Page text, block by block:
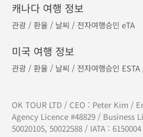
캐나다 여행 정보
관광 / 환율 / 날씨 / 전자여행승인 eTA
미국 여행 정보
관광 / 환율 / 날씨 / 전자여행승인 ESTA
OK TOUR LTD / CEO : Peter Kim /
Agency Licence #48829 / Business
50020105, 50022588 / IATA : 6150004